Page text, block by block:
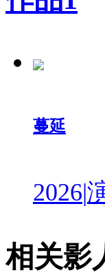
蔓延
2026|
相关影